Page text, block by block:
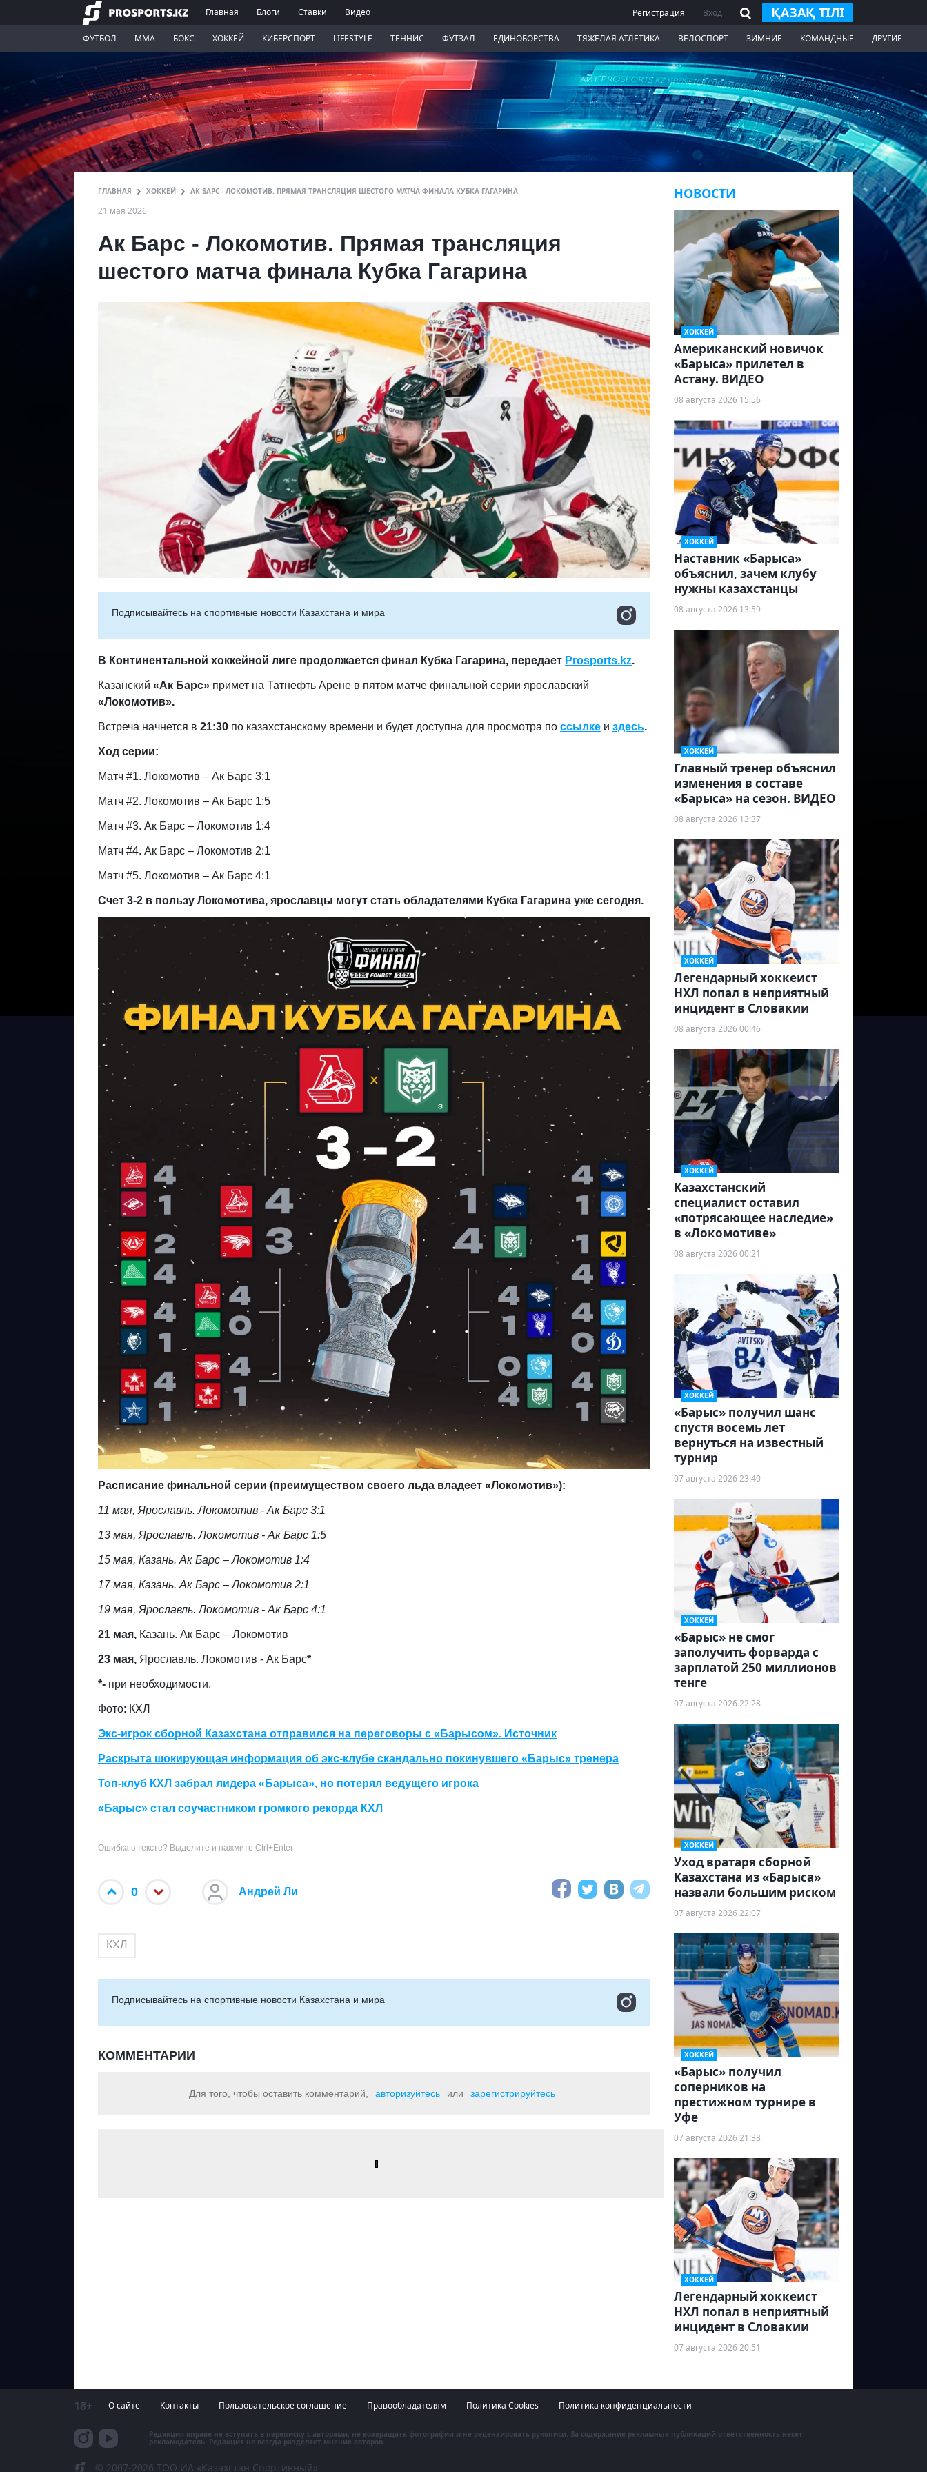
Главная Блоги Ставки Видео Регистрация Вход ҚАЗАҚ ТІЛІ
ФУТБОЛ ММА БОКС ХОККЕЙ КИБЕРСПОРТ LIFESTYLE ТЕННИС ФУТЗАЛ ЕДИНОБОРСТВА ТЯЖЕЛАЯ АТЛЕТИКА ВЕЛОСПОРТ ЗИМНИЕ КОМАНДНЫЕ ДРУГИЕ
ГЛАВНАЯ ХОККЕЙ АК БАРС - ЛОКОМОТИВ. ПРЯМАЯ ТРАНСЛЯЦИЯ ШЕСТОГО МАТЧА ФИНАЛА КУБКА ГАГАРИНА
21 мая 2026
Ак Барс - Локомотив. Прямая трансляция
шестого матча финала Кубка Гагарина
Подписывайтесь на cпортивные новости Казахстана и мира
В Континентальной хоккейной лиге продолжается финал Кубка Гагарина, передает Prosports.kz.
Казанский «Ак Барс» примет на Татнефть Арене в пятом матче финальной серии ярославский
«Локомотив».
Встреча начнется в 21:30 по казахстанскому времени и будет доступна для просмотра по ссылке и здесь.
Ход серии:
Матч #1. Локомотив – Ак Барс 3:1
Матч #2. Локомотив – Ак Барс 1:5
Матч #3. Ак Барс – Локомотив 1:4
Матч #4. Ак Барс – Локомотив 2:1
Матч #5. Локомотив – Ак Барс 4:1
Счет 3-2 в пользу Локомотива, ярославцы могут стать обладателями Кубка Гагарина уже сегодня.
Расписание финальной серии (преимуществом своего льда владеет «Локомотив»):
11 мая, Ярославль. Локомотив - Ак Барс 3:1
13 мая, Ярославль. Локомотив - Ак Барс 1:5
15 мая, Казань. Ак Барс – Локомотив 1:4
17 мая, Казань. Ак Барс – Локомотив 2:1
19 мая, Ярославль. Локомотив - Ак Барс 4:1
21 мая, Казань. Ак Барс – Локомотив
23 мая, Ярославль. Локомотив - Ак Барс*
*- при необходимости.
Фото: КХЛ
Экс-игрок сборной Казахстана отправился на переговоры с «Барысом». Источник
Раскрыта шокирующая информация об экс-клубе скандально покинувшего «Барыс» тренера
Топ-клуб КХЛ забрал лидера «Барыса», но потерял ведущего игрока
«Барыс» стал соучастником громкого рекорда КХЛ
Ошибка в тексте? Выделите и нажмите Ctrl+Enter
0 Андрей Ли
КХЛ
Подписывайтесь на cпортивные новости Казахстана и мира
КОММЕНТАРИИ
Для того, чтобы оставить комментарий, авторизуйтесь или зарегистрируйтесь
НОВОСТИ
ХОККЕЙ
Американский новичок
«Барыса» прилетел в
Астану. ВИДЕО
08 августа 2026 15:56
ХОККЕЙ
Наставник «Барыса»
объяснил, зачем клубу
нужны казахстанцы
08 августа 2026 13:59
ХОККЕЙ
Главный тренер объяснил
изменения в составе
«Барыса» на сезон. ВИДЕО
08 августа 2026 13:37
ХОККЕЙ
Легендарный хоккеист
НХЛ попал в неприятный
инцидент в Словакии
08 августа 2026 00:46
ХОККЕЙ
Казахстанский
специалист оставил
«потрясающее наследие»
в «Локомотиве»
08 августа 2026 00:21
ХОККЕЙ
«Барыс» получил шанс
спустя восемь лет
вернуться на известный
турнир
07 августа 2026 23:40
ХОККЕЙ
«Барыс» не смог
заполучить форварда с
зарплатой 250 миллионов
тенге
07 августа 2026 22:28
ХОККЕЙ
Уход вратаря сборной
Казахстана из «Барыса»
назвали большим риском
07 августа 2026 22:07
ХОККЕЙ
«Барыс» получил
соперников на
престижном турнире в
Уфе
07 августа 2026 21:33
ХОККЕЙ
Легендарный хоккеист
НХЛ попал в неприятный
инцидент в Словакии
07 августа 2026 20:51
18+ О сайте Контакты Пользовательское соглашение Правообладателям Политика Cookies Политика конфиденциальности
Редакция вправе не вступать в переписку с авторами, не возвращать фотографии и не рецензировать рукописи. За содержание рекламных публикаций ответственность несет
рекламодатель. Редакция не всегда разделяет мнение авторов.
© 2007-2026 ТОО ИА «Казахстан Спортивный»